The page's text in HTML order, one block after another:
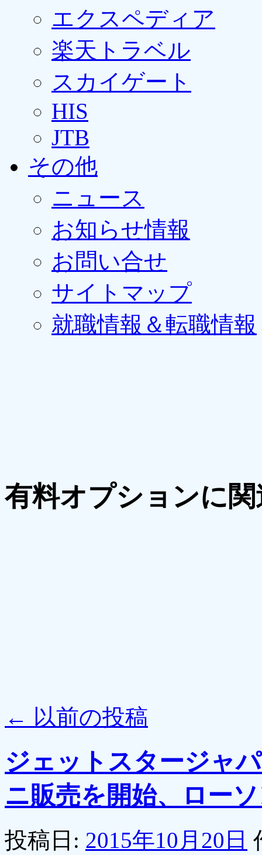
エクスペディア
楽天トラベル
スカイゲート
HIS
JTB
その他
ニュース
お知らせ情報
お問い合せ
サイトマップ
就職情報＆転職情報
有料オプションに
← 以前の投稿
ジェットスタージャ
ニ販売を開始、ロー
投稿日: 2015年10月20日